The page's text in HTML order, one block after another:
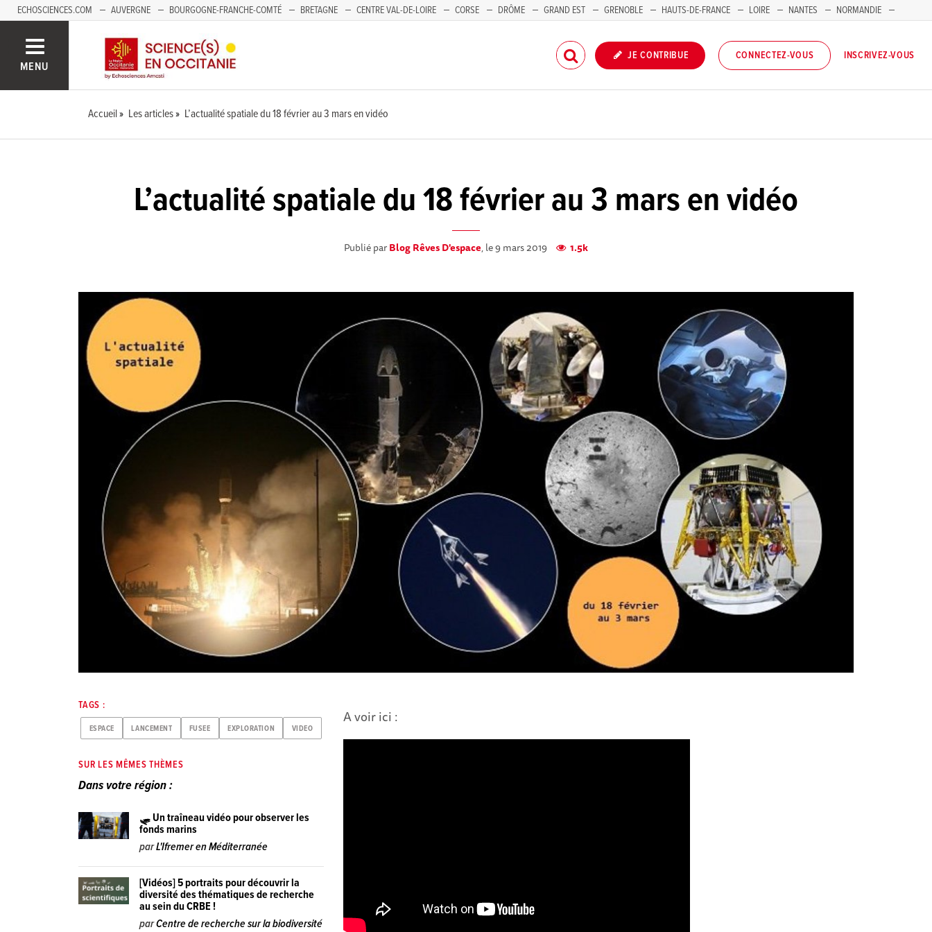
ECHOSCIENCES.COM AUVERGNE BOURGOGNE-FRANCHE-COMTÉ BRETAGNE CENTRE VAL-DE-LOIRE CORSE DRÔME GRAND EST GRENOBLE HAUTS-DE-FRANCE LOIRE NANTES
NORMANDIE
MENU
JE CONTRIBUE CONNECTEZ-VOUS INSCRIVEZ-VOUS
Accueil Les articles L’actualité spatiale du 18 février au 3 mars en vidéo
L’actualité spatiale du 18 février au 3 mars en vidéo
Publié parBlog Rêves D'espace, le 9 mars 2019 1.5k
A voir ici :
TAGS :
ESPACE LANCEMENT FUSEE EXPLORATION VIDEO
SUR LES MÊMES THÈMES
Dans votre région :
🛷 Un traîneau vidéo pour observer les
fonds marins
parL'Ifremer en Méditerranée
[Vidéos] 5 portraits pour découvrir la
diversité des thématiques de recherche
au sein du CRBE !
parCentre de recherche sur la biodiversité